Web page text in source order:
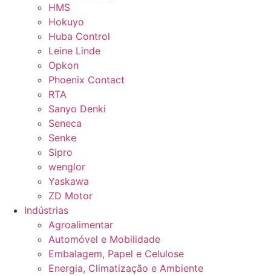
HMS
Hokuyo
Huba Control
Leine Linde
Opkon
Phoenix Contact
RTA
Sanyo Denki
Seneca
Senke
Sipro
wenglor
Yaskawa
ZD Motor
Indústrias
Agroalimentar
Automóvel e Mobilidade
Embalagem, Papel e Celulose
Energia, Climatização e Ambiente